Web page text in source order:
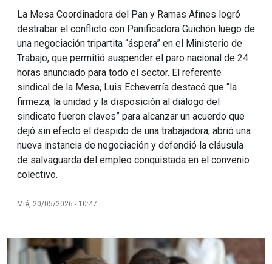
La Mesa Coordinadora del Pan y Ramas Afines logró
destrabar el conflicto con Panificadora Guichón luego de
una negociación tripartita “áspera” en el Ministerio de
Trabajo, que permitió suspender el paro nacional de 24
horas anunciado para todo el sector. El referente
sindical de la Mesa, Luis Echeverría destacó que “la
firmeza, la unidad y la disposición al diálogo del
sindicato fueron claves” para alcanzar un acuerdo que
dejó sin efecto el despido de una trabajadora, abrió una
nueva instancia de negociación y defendió la cláusula
de salvaguarda del empleo conquistada en el convenio
colectivo.
Mié, 20/05/2026 - 10:47
Imagen